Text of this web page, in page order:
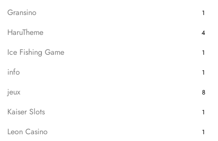
Gransino 1
HaruTheme 4
Ice Fishing Game 1
info 1
jeux 8
Kaiser Slots 1
Leon Casino 1